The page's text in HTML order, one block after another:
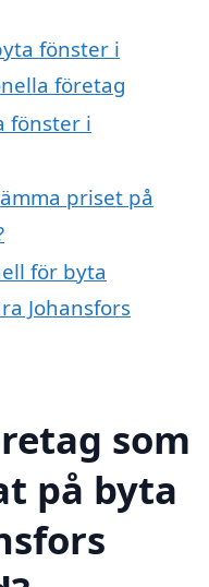
fönster i
företag
fönster i
priset på
för byta
Johansfors
som
på byta